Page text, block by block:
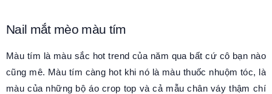
Nail mắt mèo màu tím
Màu tím là màu sắc hot trend của năm qua bất cứ cô bạn nào
cũng mê. Màu tím càng hot khi nó là màu thuốc nhuộm tóc, là
màu của những bộ áo crop top và cả mẫu chân váy thậm chí